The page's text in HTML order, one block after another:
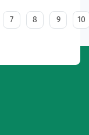
7 8 9 10